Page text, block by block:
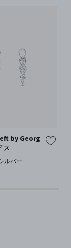
by Georg
ス
ルバー